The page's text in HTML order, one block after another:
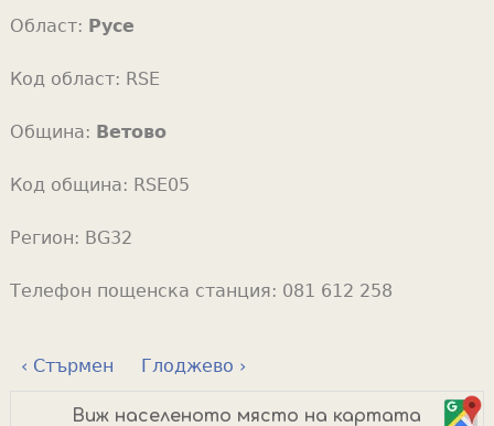
Област: Русе
Код област: RSE
Община: Ветово
Код община: RSE05
Регион: BG32
Телефон пощенска станция: 081 612 258
‹ Стърмен Глоджево ›
Виж населеното място на картата